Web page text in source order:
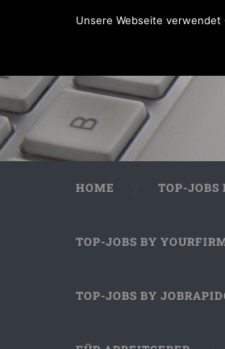
HOME TOP-JOBS
TOP-JOBS BY
TOP-JOBS BY
Unsere Webseite